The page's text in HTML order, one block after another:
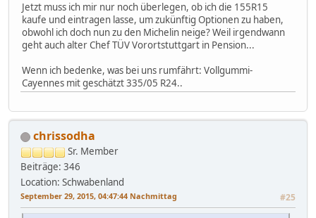
Jetzt muss ich mir nur noch überlegen, ob ich die 155R15
kaufe und eintragen lasse, um zukünftig Optionen zu haben,
obwohl ich doch nun zu den Michelin neige? Weil irgendwann
geht auch alter Chef TÜV Vorortstuttgart in Pension...
Wenn ich bedenke, was bei uns rumfährt: Vollgummi-
Cayennes mit geschätzt 335/05 R24..
chrissodha
Sr. Member
Beiträge: 346
Location: Schwabenland
September 29, 2015, 04:47:44 Nachmittag #25